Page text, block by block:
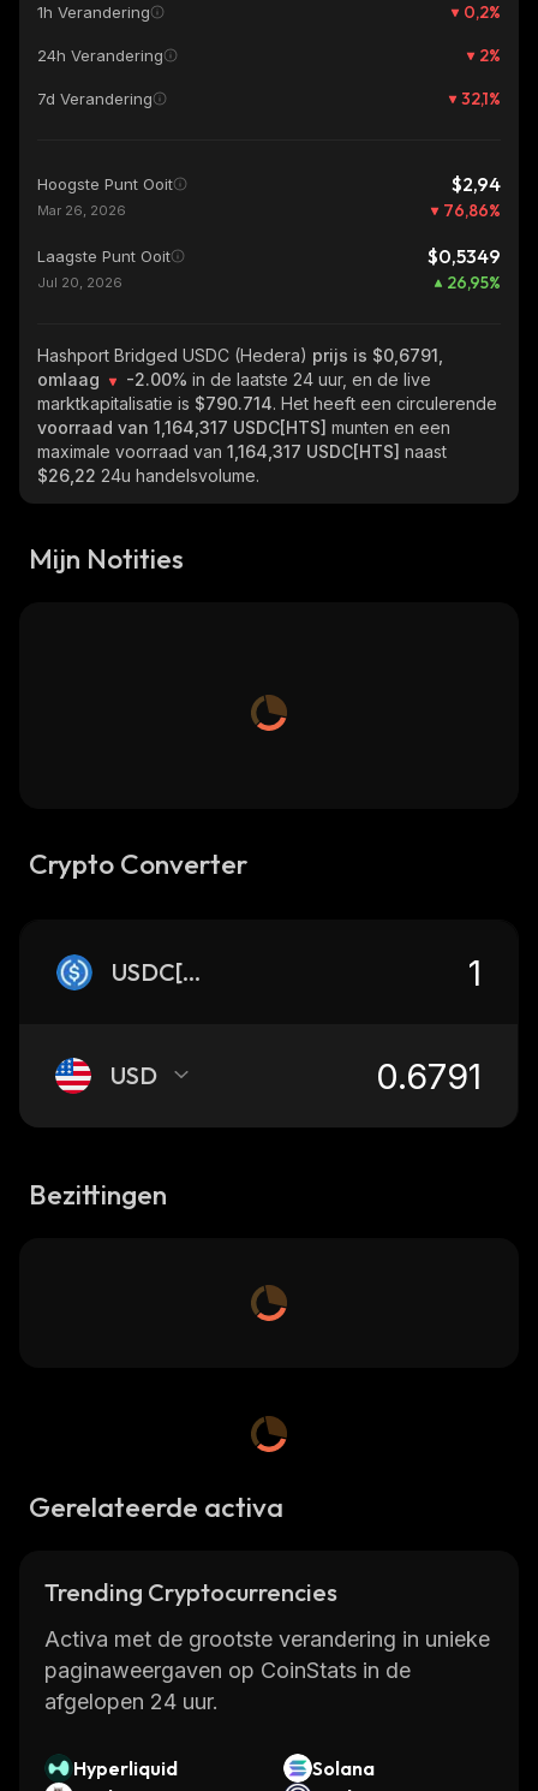
1h Verandering 0,2%
24h Verandering 2%
7d Verandering 32,1%
Hoogste Punt Ooit $2,94
Mar 26, 2026 76,86%
Laagste Punt Ooit $0,5349
Jul 20, 2026 26,95%
Hashport Bridged USDC (Hedera) prijs is $0,6791,
omlaag
-2.00% in de laatste 24 uur, en de live
marktkapitalisatie is $790.714. Het heeft een circulerende
voorraad van 1,164,317 USDC[HTS] munten en een
maximale voorraad van 1,164,317 USDC[HTS] naast
$26,22 24u handelsvolume.
Mijn Notities
Crypto Converter
USDC[HTS]
USD
Bezittingen
Gerelateerde activa
Trending Cryptocurrencies
Activa met de grootste verandering in unieke
paginaweergaven op CoinStats in de
afgelopen 24 uur.
Hyperliquid
Solana